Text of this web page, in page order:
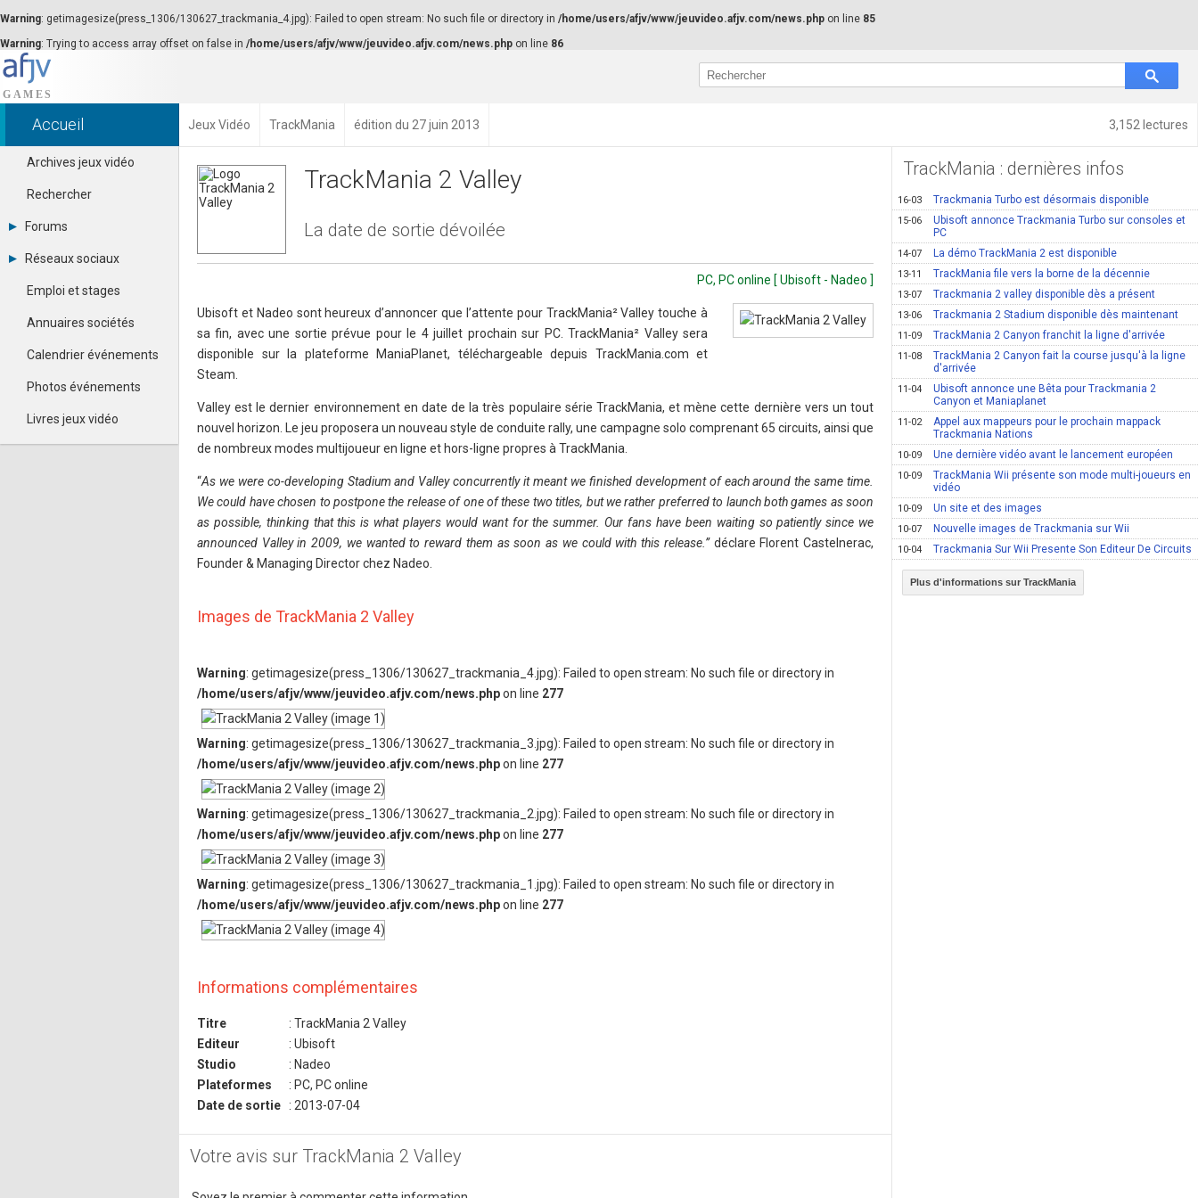
Warning: getimagesize(press_1306/130627_trackmania_4.jpg): Failed to open stream: No such file or directory in /home/users/afjv/www/jeuvideo.afjv.com/news.php on line 85
Warning: Trying to access array offset on false in /home/users/afjv/www/jeuvideo.afjv.com/news.php on line 86
3,152 lectures
Accueil Jeux Vidéo TrackMania édition du 27 juin 2013
Archives jeux vidéo
Rechercher
Forums
Tous les forums
Se connecter
Contacter un modérateur
Réseaux sociaux
Dailymotion
Facebook
Google+
Pinterest
Youtube
Emploi et stages
Annuaires sociétés
Calendrier événements
Photos événements
Livres jeux vidéo
TrackMania 2 Valley
La date de sortie dévoilée
PC, PC online [ Ubisoft - Nadeo ]
Ubisoft et Nadeo sont heureux d’annoncer que l’attente pour TrackMania² Valley touche à
sa fin, avec une sortie prévue pour le 4 juillet prochain sur PC. TrackMania² Valley sera
disponible sur la plateforme ManiaPlanet, téléchargeable depuis TrackMania.com et
Steam.
Valley est le dernier environnement en date de la très populaire série TrackMania, et mène cette dernière vers un tout
nouvel horizon. Le jeu proposera un nouveau style de conduite rally, une campagne solo comprenant 65 circuits, ainsi que
de nombreux modes multijoueur en ligne et hors-ligne propres à TrackMania.
“As we were co-developing Stadium and Valley concurrently it meant we finished development of each around the same time.
We could have chosen to postpone the release of one of these two titles, but we rather preferred to launch both games as soon
as possible, thinking that this is what players would want for the summer. Our fans have been waiting so patiently since we
announced Valley in 2009, we wanted to reward them as soon as we could with this release.”déclare Florent Castelnerac,
Founder & Managing Director chez Nadeo.
Images de TrackMania 2 Valley
Warning: getimagesize(press_1306/130627_trackmania_4.jpg): Failed to open stream: No such file or directory in
/home/users/afjv/www/jeuvideo.afjv.com/news.phpon line 277
Warning: getimagesize(press_1306/130627_trackmania_3.jpg): Failed to open stream: No such file or directory in
/home/users/afjv/www/jeuvideo.afjv.com/news.phpon line 277
Warning: getimagesize(press_1306/130627_trackmania_2.jpg): Failed to open stream: No such file or directory in
/home/users/afjv/www/jeuvideo.afjv.com/news.phpon line 277
Warning: getimagesize(press_1306/130627_trackmania_1.jpg): Failed to open stream: No such file or directory in
/home/users/afjv/www/jeuvideo.afjv.com/news.phpon line 277
Informations complémentaires
Titre
: TrackMania 2 Valley
Editeur
: Ubisoft
Studio
: Nadeo
Plateformes
: PC, PC online
Date de sortie
: 2013-07-04
Votre avis sur TrackMania 2 Valley
TrackMania : dernières infos
16-03 Trackmania Turbo est désormais disponible
15-06
Ubisoft annonce Trackmania Turbo sur consoles et
PC
14-07 La démo TrackMania 2 est disponible
13-11 TrackMania file vers la borne de la décennie
13-07 Trackmania 2 valley disponible dès a présent
13-06 Trackmania 2 Stadium disponible dès maintenant
11-09 TrackMania 2 Canyon franchit la ligne d'arrivée
11-08
TrackMania 2 Canyon fait la course jusqu'à la ligne
d'arrivée
11-04
Ubisoft annonce une Bêta pour Trackmania 2
Canyon et Maniaplanet
11-02
Appel aux mappeurs pour le prochain mappack
Trackmania Nations
10-09 Une dernière vidéo avant le lancement européen
10-09
TrackMania Wii présente son mode multi-joueurs en
vidéo
10-09 Un site et des images
10-07 Nouvelle images de Trackmania sur Wii
10-04 Trackmania Sur Wii Presente Son Editeur De Circuits
Plus d'informations sur TrackMania